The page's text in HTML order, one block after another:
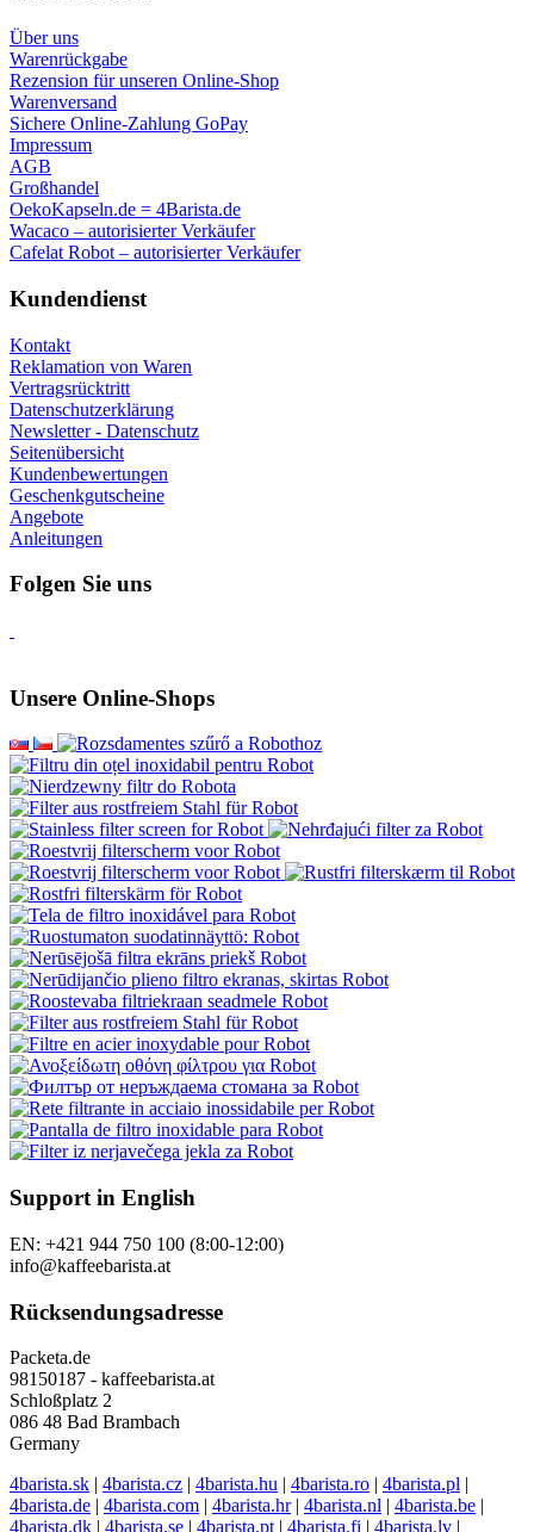
Über uns
Warenrückgabe
Rezension für unseren Online-Shop
Warenversand
Sichere Online-Zahlung GoPay
Impressum
AGB
Großhandel
OekoKapseln.de = 4Barista.de
Wacaco – autorisierter Verkäufer
Cafelat Robot – autorisierter Verkäufer
Kundendienst
Kontakt
Reklamation von Waren
Vertragsrücktritt
Datenschutzerklärung
Newsletter - Datenschutz
Seitenübersicht
Kundenbewertungen
Geschenkgutscheine
Angebote
Anleitungen
Folgen Sie uns
Unsere Online-Shops
Support in English
EN: +421 944 750 100 (8:00-12:00)
info@kaffeebarista.at
Rücksendungsadresse
Packeta.de
98150187 - kaffeebarista.at
Schloßplatz 2
086 48 Bad Brambach
Germany
4barista.sk | 4barista.cz | 4barista.hu | 4barista.ro | 4barista.pl |
4barista.de | 4barista.com | 4barista.hr| 4barista.nl | 4barista.be |
4barista.dk | 4barista.se | 4barista.pt | 4barista.fi | 4barista.lv |